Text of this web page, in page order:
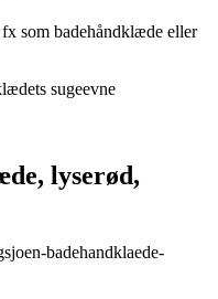
som badehåndklæde eller
sugeevne
lyserød,
badehandklaede-